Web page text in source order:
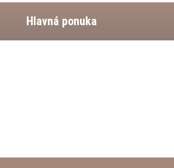
Hlavná ponuka